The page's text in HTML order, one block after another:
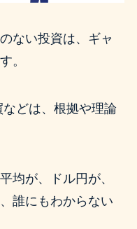
ない投資は、ギャ
。
どは、根拠や理論
均が、ドル円が、
誰にもわからない